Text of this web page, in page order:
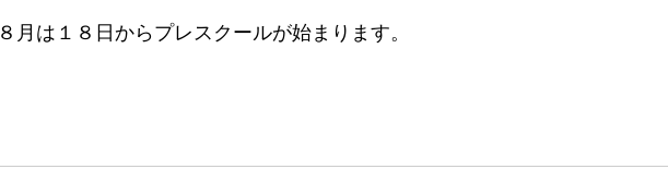
８月は１８日からプレスクールが始まります。